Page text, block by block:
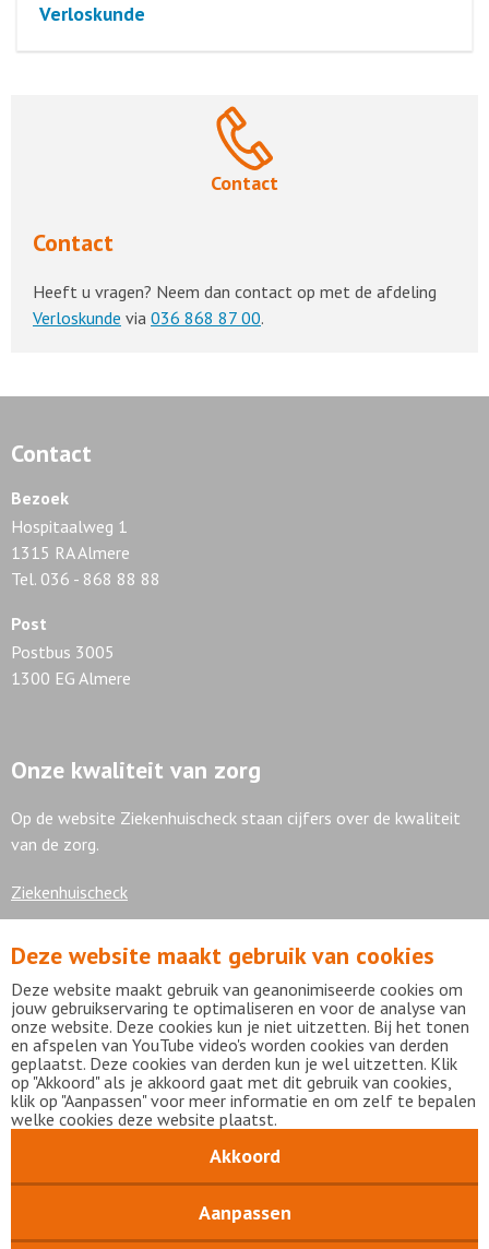
Verloskunde
Contact
Contact
Heeft u vragen? Neem dan contact op met de afdeling
Verloskunde via 036 868 87 00.
Contact
Bezoek
Hospitaalweg 1
1315 RA Almere
Tel. 036 - 868 88 88
Post
Postbus 3005
1300 EG Almere
Onze kwaliteit van zorg
Op de website Ziekenhuischeck staan cijfers over de kwaliteit
van de zorg.
Ziekenhuischeck
7,9
Bekijk alle waarderingen
DisclaimerPrivacy statementmijnFlevoziekenhuis
Copyright Flevoziekenhuis 2026
Deze website maakt gebruik van cookies
Deze website maakt gebruik van geanonimiseerde cookies om
jouw gebruikservaring te optimaliseren en voor de analyse van
onze website. Deze cookies kun je niet uitzetten. Bij het tonen
en afspelen van YouTube video's worden cookies van derden
geplaatst. Deze cookies van derden kun je wel uitzetten. Klik
op "Akkoord" als je akkoord gaat met dit gebruik van cookies,
klik op "Aanpassen" voor meer informatie en om zelf te bepalen
welke cookies deze website plaatst.
Akkoord
Aanpassen